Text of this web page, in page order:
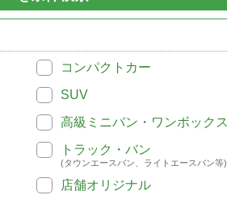
コンパクトカー
SUV
高級ミニバン・ワンボックス
トラック・バン
(タウンエースバン、ライトエースバン等)
店舗オリジナル